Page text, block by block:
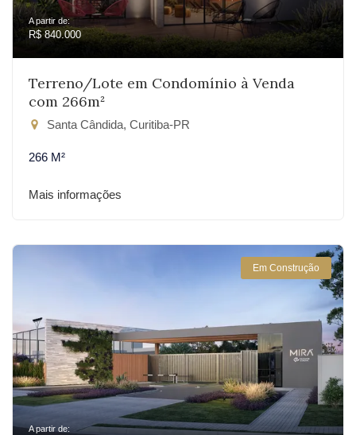
A partir de:
R$ 840.000
Terreno/Lote em Condomínio à Venda
com 266m²
Santa Cândida, Curitiba-PR
266 M²
Mais informações
Em Construção
A partir de: